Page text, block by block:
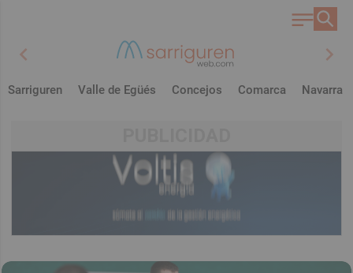
chevron_left chevron_right
Sarriguren Valle de Egüés Concejos Comarca Navarra